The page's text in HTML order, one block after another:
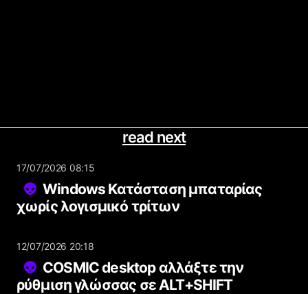
read next
17/07/2026 08:15
Windows Κατάσταση μπαταρίας
χωρίς λογισμικό τρίτων
12/07/2026 20:18
COSMIC desktop αλλάξτε την
ρύθμιση γλώσσας σε ALT+SHIFT